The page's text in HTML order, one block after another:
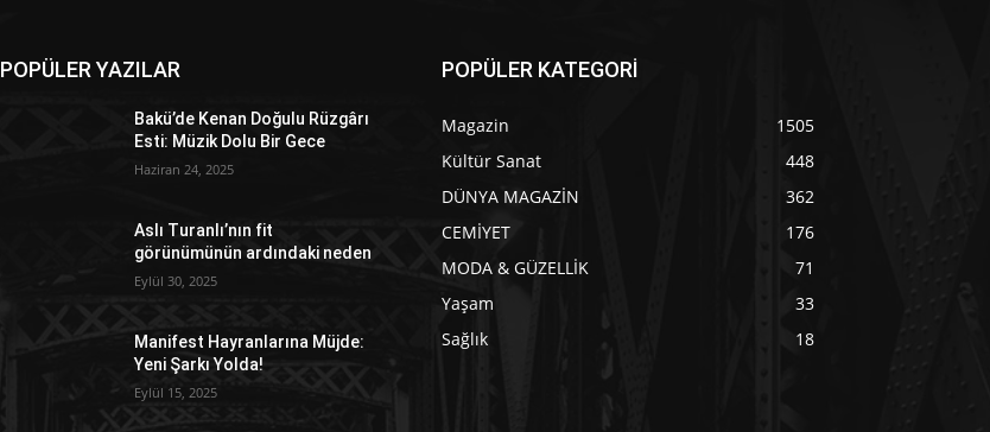
POPÜLER YAZILAR
Bakü’de Kenan Doğulu Rüzgârı
Esti: Müzik Dolu Bir Gece
Haziran 24, 2025
Aslı Turanlı’nın fit
görünümünün ardındaki neden
Eylül 30, 2025
Manifest Hayranlarına Müjde:
Yeni Şarkı Yolda!
Eylül 15, 2025
POPÜLER KATEGORİ
Magazin
1505
Kültür Sanat
448
DÜNYA MAGAZİN
362
CEMİYET
176
MODA & GÜZELLİK
71
Yaşam
33
Sağlık
18